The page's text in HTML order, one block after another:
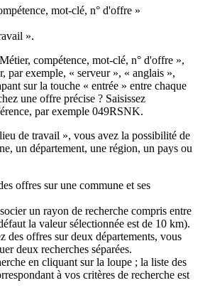
mot-clé, n° d'offre »
».
compétence, mot-clé, n° d'offre »,
par exemple, « serveur », « anglais »,
sur la touche « entrée » entre chaque
une offre précise ? Saisissez
par exemple 049RSNK.
de travail », vous avez la possibilité de
un département, une région, un pays ou
offres sur une commune et ses
un rayon de recherche compris entre
la valeur sélectionnée est de 10 km).
des offres sur deux départements, vous
deux recherches séparées.
en cliquant sur la loupe ; la liste des
à vos critères de recherche est